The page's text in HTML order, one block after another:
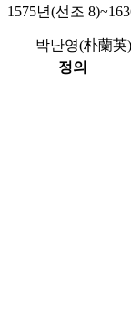
1575년(선조
박난영(朴蘭
정의